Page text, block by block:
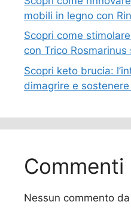
mobili in legno con
Scopri come
con Trico
Scopri keto brucia:
dimagrire e
Nessun commento